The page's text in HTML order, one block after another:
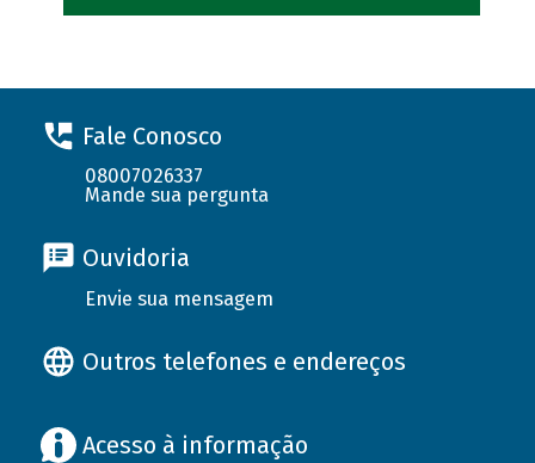
Fale Conosco
08007026337
Mande sua pergunta
Ouvidoria
Envie sua mensagem
Outros telefones e endereços
Acesso à informação